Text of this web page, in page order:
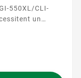
550XL/CLI-
un
Comprenant
ce pack offre une
une capacité
ce pack